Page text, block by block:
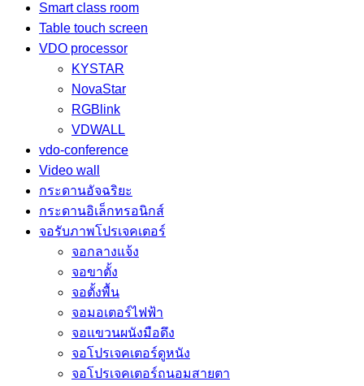
Smart class room
Table touch screen
VDO processor
KYSTAR
NovaStar
RGBlink
VDWALL
vdo-conference
Video wall
กระดานอัจฉริยะ
กระดานอิเล็กทรอนิกส์
จอรับภาพโปรเจคเตอร์
จอกลางแจ้ง
จอขาตั้ง
จอตั้งพื้น
จอมอเตอร์ไฟฟ้า
จอแขวนผนังมือดึง
จอโปรเจคเตอร์ดูหนัง
จอโปรเจคเตอร์ถนอมสายตา